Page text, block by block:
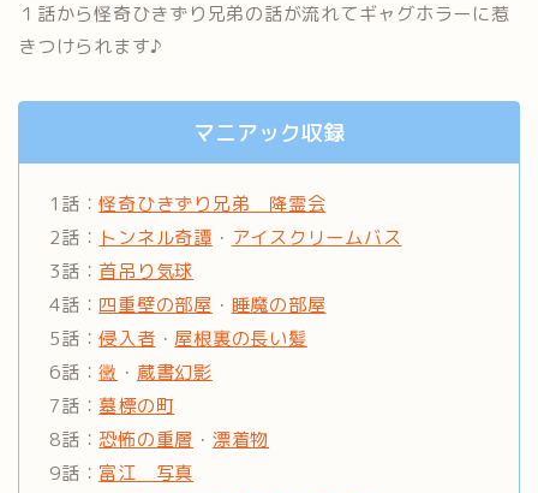
１話から怪奇ひきずり兄弟の話が流れてギャグホラーに惹
きつけられます♪
マニアック収録
1話：怪奇ひきずり兄弟 降霊会
2話： トンネル奇譚 ・ アイスクリームバス
3話： 首吊り気球
4話： 四重壁の部屋 ・ 睡魔の部屋
5話：侵入者 ・ 屋根裏の長い髪
6話：黴 ・ 蔵書幻影
7話：墓標の町
8話： 恐怖の重層 ・ 漂着物
9話： 富江 写真